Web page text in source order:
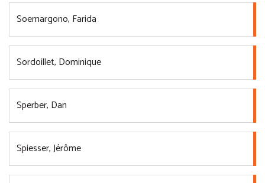
Soemargono, Farida
Sordoillet, Dominique
Sperber, Dan
Spiesser, Jérôme